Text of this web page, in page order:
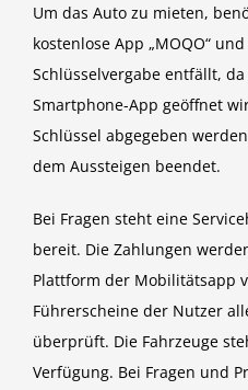
Um das Auto zu mieten,
kostenlose App „MOQO“
Schlüsselvergabe entfällt,
Smartphone-App geöffnet
Schlüssel abgegeben
dem Aussteigen beendet.
Bei Fragen steht eine
bereit. Die Zahlungen
Plattform der Mobilitätsapp
Führerscheine der Nutzer
überprüft. Die Fahrzeuge
Verfügung. Bei Fragen und